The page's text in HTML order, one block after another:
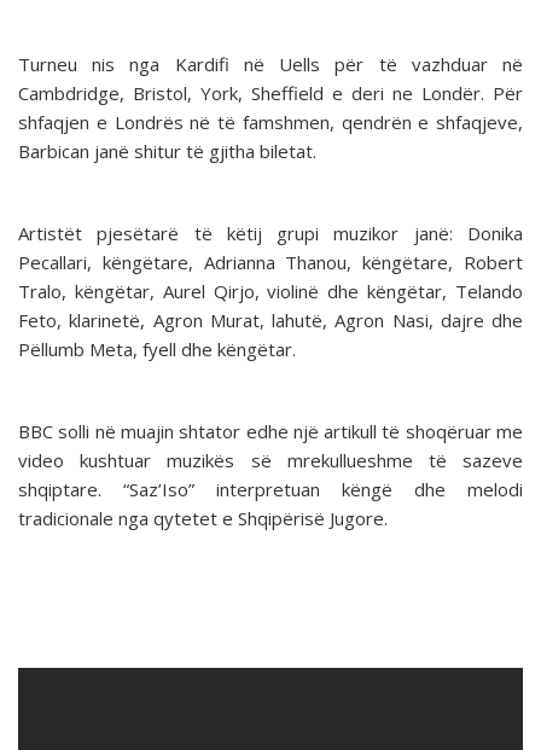
Turneu nis nga Kardifi në Uells për të vazhduar në
Cambdridge, Bristol, York, Sheffield e deri ne Londër. Për
shfaqjen e Londrës në të famshmen, qendrën e shfaqjeve,
Barbican janë shitur të gjitha biletat.
Artistët pjesëtarë të këtij grupi muzikor janë: Donika
Pecallari, këngëtare, Adrianna Thanou, këngëtare, Robert
Tralo, këngëtar, Aurel Qirjo, violinë dhe këngëtar, Telando
Feto, klarinetë, Agron Murat, lahutë, Agron Nasi, dajre dhe
Pëllumb Meta, fyell dhe këngëtar.
BBC solli në muajin shtator edhe një artikull të shoqëruar me
video kushtuar muzikës së mrekullueshme të sazeve
shqiptare. “Saz’Iso” interpretuan këngë dhe melodi
tradicionale nga qytetet e Shqipërisë Jugore.